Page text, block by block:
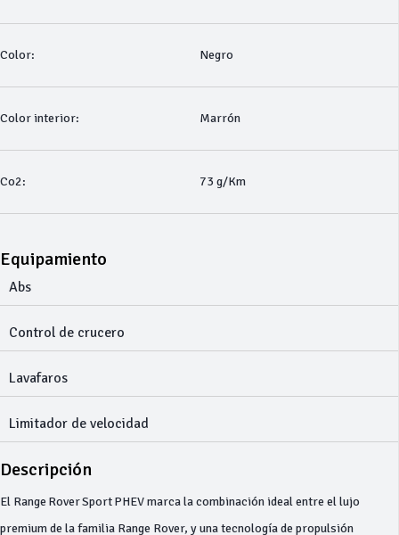
Color: Negro
Color interior: Marrón
Co2: 73 g/Km
Equipamiento
Abs
Control de crucero
Lavafaros
Limitador de velocidad
Descripción
El Range Rover Sport PHEV marca la combinación ideal entre el lujo
premium de la familia Range Rover, y una tecnología de propulsión